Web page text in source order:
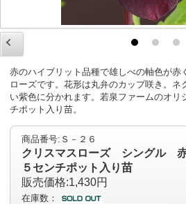
赤のハイブリット品種で雄しべの軸色が赤
ローズです。花形は丸弁のカップ咲き。ネ
い紫色に分かれます。若泉ファームのオリ
チポット入り苗。
商品番号:Ｓ－２６
クリスマスローズ シングル
５センチポット入り苗
販売価格:1,430円
在庫数：